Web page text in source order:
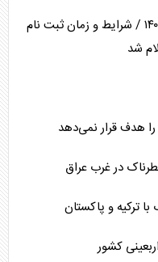
جدیدترین پیش فروش سایپا مرداد ۱۴۰۵ / شرایط و زمان ثبت نام
هدف قرار نمی‌دهد
در غرب عراق
ترکیه و پاکستان